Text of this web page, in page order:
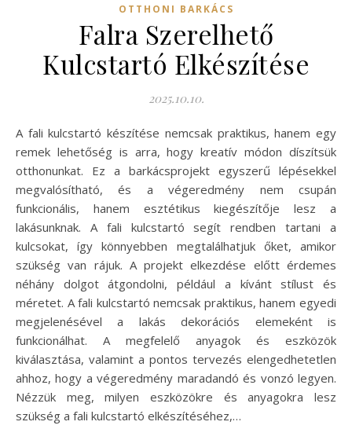
OTTHONI BARKÁCS
Falra Szerelhető
Kulcstartó Elkészítése
2025.10.10.
A fali kulcstartó készítése nemcsak praktikus, hanem egy
remek lehetőség is arra, hogy kreatív módon díszítsük
otthonunkat. Ez a barkácsprojekt egyszerű lépésekkel
megvalósítható, és a végeredmény nem csupán
funkcionális, hanem esztétikus kiegészítője lesz a
lakásunknak. A fali kulcstartó segít rendben tartani a
kulcsokat, így könnyebben megtalálhatjuk őket, amikor
szükség van rájuk. A projekt elkezdése előtt érdemes
néhány dolgot átgondolni, például a kívánt stílust és
méretet. A fali kulcstartó nemcsak praktikus, hanem egyedi
megjelenésével a lakás dekorációs elemeként is
funkcionálhat. A megfelelő anyagok és eszközök
kiválasztása, valamint a pontos tervezés elengedhetetlen
ahhoz, hogy a végeredmény maradandó és vonzó legyen.
Nézzük meg, milyen eszközökre és anyagokra lesz
szükség a fali kulcstartó elkészítéséhez,…